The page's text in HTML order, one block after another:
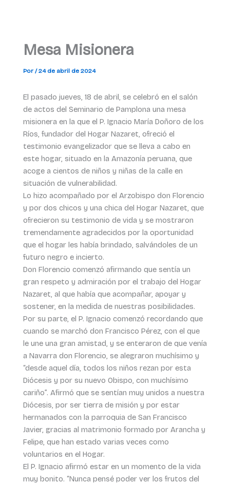
Mesa Misionera
Por /24 de abril de 2024
El pasado jueves, 18 de abril, se celebró en el salón
de actos del Seminario de Pamplona una mesa
misionera en la que el P. Ignacio María Doñoro de los
Ríos, fundador del Hogar Nazaret, ofreció el
testimonio evangelizador que se lleva a cabo en
este hogar, situado en la Amazonía peruana, que
acoge a cientos de niños y niñas de la calle en
situación de vulnerabilidad.
Lo hizo acompañado por el Arzobispo don Florencio
y por dos chicos y una chica del Hogar Nazaret, que
ofrecieron su testimonio de vida y se mostraron
tremendamente agradecidos por la oportunidad
que el hogar les había brindado, salvándoles de un
futuro negro e incierto.
Don Florencio comenzó afirmando que sentía un
gran respeto y admiración por el trabajo del Hogar
Nazaret, al que había que acompañar, apoyar y
sostener, en la medida de nuestras posibilidades.
Por su parte, el P. Ignacio comenzó recordando que
cuando se marchó don Francisco Pérez, con el que
le une una gran amistad, y se enteraron de que venía
a Navarra don Florencio, se alegraron muchísimo y
“desde aquel día, todos los niños rezan por esta
Diócesis y por su nuevo Obispo, con muchísimo
cariño”. Afirmó que se sentían muy unidos a nuestra
Diócesis, por ser tierra de misión y por estar
hermanados con la parroquia de San Francisco
Javier, gracias al matrimonio formado por Arancha y
Felipe, que han estado varias veces como
voluntarios en el Hogar.
El P. Ignacio afirmó estar en un momento de la vida
muy bonito. “Nunca pensé poder ver los frutos del